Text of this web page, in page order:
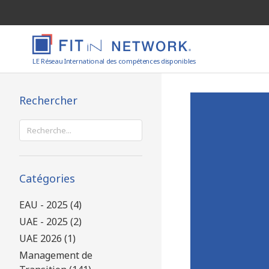
LE Réseau International des compétences disponibles
Rechercher
Rechercher :
Catégories
EAU - 2025 (4)
UAE - 2025 (2)
UAE 2026 (1)
Management de